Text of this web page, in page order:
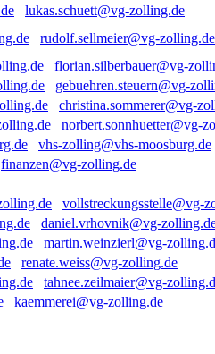
lukas.schuett@vg-zolling.de
rudolf.sellmeier@vg-zolling.de
florian.silberbauer@vg-
gebuehren.steuern@vg-
christina.sommerer@vg-
norbert.sonnhuetter@vg-
vhs-zolling@vhs-moosburg.de
finanzen@vg-zolling.de
vollstreckungsstelle@vg-
daniel.vrhovnik@vg-
martin.weinzierl@vg-
renate.weiss@vg-zolling.de
tahnee.zeilmaier@vg-
kaemmerei@vg-zolling.de